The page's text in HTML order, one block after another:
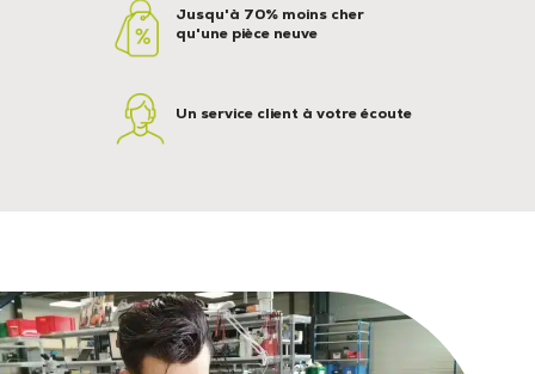
Jusqu'à 70% moins cher
qu'une pièce neuve
Un service client à votre écoute